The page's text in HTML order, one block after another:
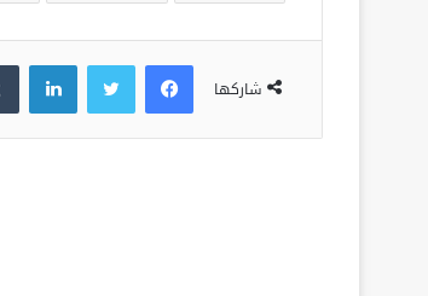
شاركها
فيسبوك لينكدإن